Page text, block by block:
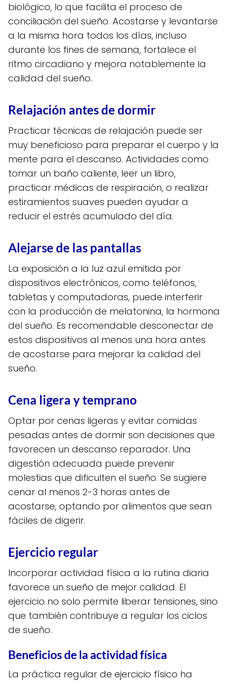
biológico, lo que facilita el proceso de
conciliación del sueño. Acostarse y levantarse
a la misma hora todos los días, incluso
durante los fines de semana, fortalece el
ritmo circadiano y mejora notablemente la
calidad del sueño.
Relajación antes de dormir
Practicar técnicas de relajación puede ser
muy beneficioso para preparar el cuerpo y la
mente para el descanso. Actividades como
tomar un baño caliente, leer un libro,
practicar médicas de respiración, o realizar
estiramientos suaves pueden ayudar a
reducir el estrés acumulado del día.
Alejarse de las pantallas
La exposición a la luz azul emitida por
dispositivos electrónicos, como teléfonos,
tabletas y computadoras, puede interferir
con la producción de melatonina, la hormona
del sueño. Es recomendable desconectar de
estos dispositivos al menos una hora antes
de acostarse para mejorar la calidad del
sueño.
Cena ligera y temprano
Optar por cenas ligeras y evitar comidas
pesadas antes de dormir son decisiones que
favorecen un descanso reparador. Una
digestión adecuada puede prevenir
molestias que dificulten el sueño. Se sugiere
cenar al menos 2-3 horas antes de
acostarse, optando por alimentos que sean
fáciles de digerir.
Ejercicio regular
Incorporar actividad física a la rutina diaria
favorece un sueño de mejor calidad. El
ejercicio no solo permite liberar tensiones, sino
que también contribuye a regular los ciclos
de sueño.
Beneficios de la actividad física
La práctica regular de ejercicio físico ha